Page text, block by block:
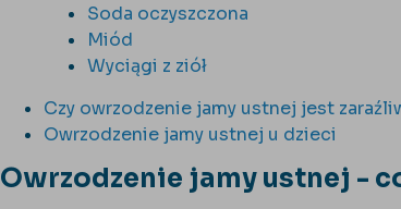
Soda oczyszczona
Miód
Wyciągi z ziół
Czy owrzodzenie jamy ustnej jest
Owrzodzenie jamy ustnej u dzieci
Owrzodzenie jamy ustnej -